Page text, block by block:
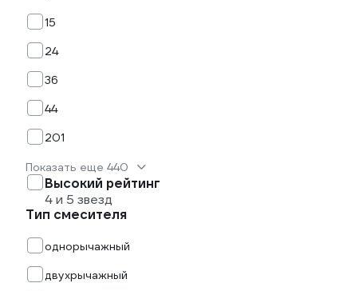
15
24
36
44
201
Показать еще 440
Высокий рейтинг
4 и 5 звезд
Тип смесителя
однорычажный
двухрычажный